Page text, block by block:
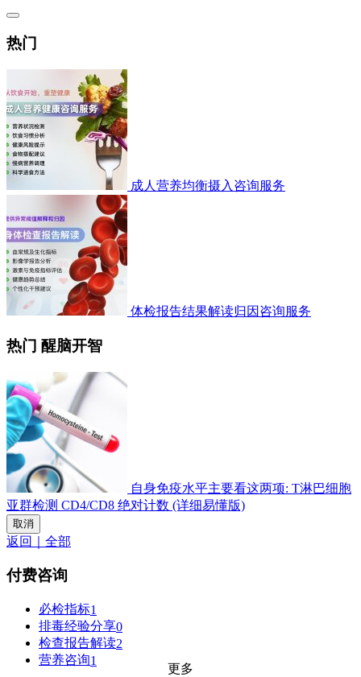
热门
成人营养均衡摄入咨询服务
体检报告结果解读归因咨询服务
热门 醒脑开智
自身免疫水平主要看这两项: T淋巴细胞
亚群检测 CD4/CD8 绝对计数 (详细易懂版)
取消
返回｜全部
付费咨询
必检指标1
排毒经验分享0
检查报告解读2
营养咨询1
更多